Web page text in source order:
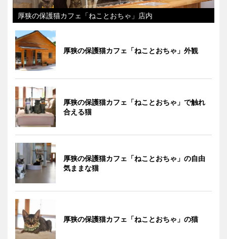
厚狭の保護猫カフェ「ねことおちゃ」店内
厚狭の保護猫カフェ「ねことおちゃ」外観
厚狭の保護猫カフェ「ねことおちゃ」で触れ
合える猫
厚狭の保護猫カフェ「ねことおちゃ」の自由
気ままな猫
厚狭の保護猫カフェ「ねことおちゃ」の猫